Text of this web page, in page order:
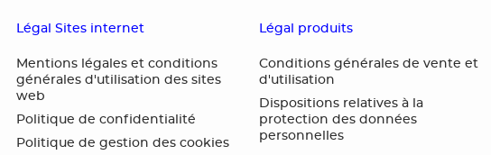
Légal Sites internet
Mentions légales et conditions
générales d'utilisation des sites
web
Politique de confidentialité
Politique de gestion des cookies
Légal produits
Conditions générales de vente et
d'utilisation
Dispositions relatives à la
protection des données
personnelles